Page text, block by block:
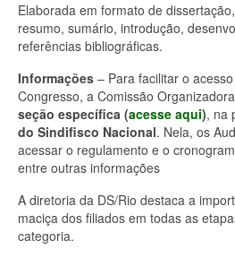
Elaborada em formato de
resumo, sumário, introdução,
referências bibliográficas.
Informações – Para facilitar o
Congresso, a Comissão
seção específica (acesse aqui), na
do Sindifisco Nacional. Nela, os
acessar o regulamento e o
entre outras informações
A diretoria da DS/Rio destaca a
maciça dos filiados em todas as
categoria.